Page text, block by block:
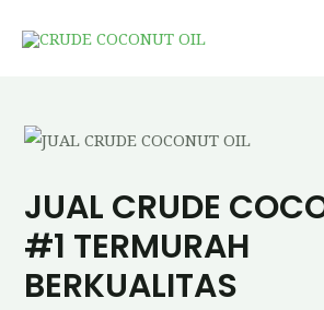
JUAL CRUDE
#1 TERMURAH
BERKUALITAS